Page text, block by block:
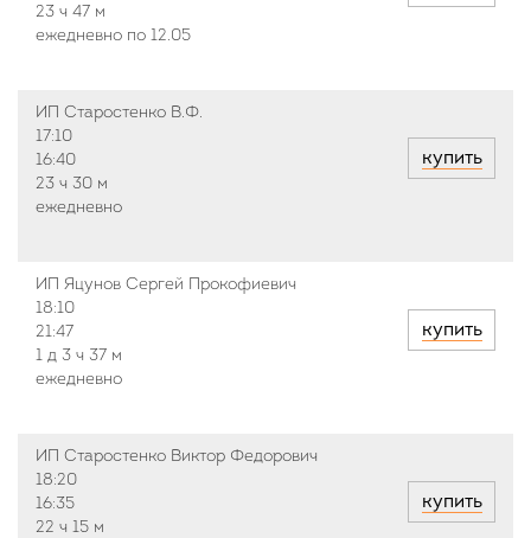
23 ч 47 м
ежедневно по 12.05
ИП Старостенко В.Ф.
17:10
16:40
23 ч 30 м
ежедневно
купить
ИП Яцунов Сергей Прокофиевич
18:10
21:47
1 д 3 ч 37 м
ежедневно
купить
ИП Старостенко Виктор Федорович
18:20
16:35
22 ч 15 м
купить